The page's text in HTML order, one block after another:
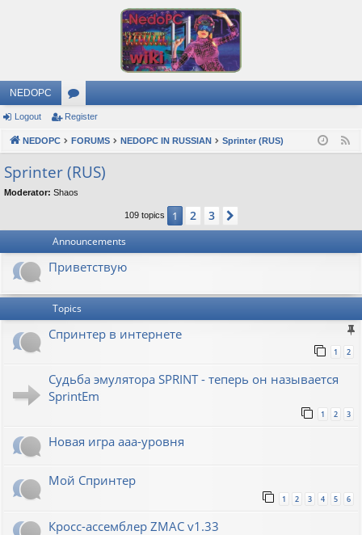
NEDOPC
or
u
m
s
Logout Register
NEDOPC FORUMS NEDOPC IN RUSSIAN Sprinter (RUS)
Sprinter (RUS)
Moderator: Shaos
109 topics 1 2 3
Announcements
Приветствую
Topics
Спринтер в интернете
1 2
Судьба эмулятора SPRINT - теперь он называется
SprintEm
1 2 3
Новая игра ааа-уровня
Мой Спринтер
1 2 3 4 5 6
Кросс-ассемблер ZMAC v1.33